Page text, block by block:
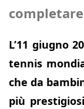
L’11 giugno
tennis
che da
più